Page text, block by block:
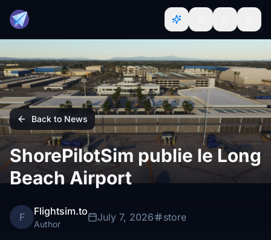
Back to News
ShorePilotSim publie le Long
Beach Airport
F Flightsim.to
Author
July 7, 2026 store